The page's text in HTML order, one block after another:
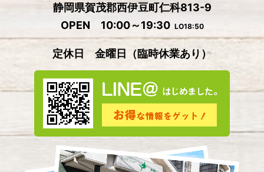
2024年6月(4)
2024年5月(4)
2024年4月 (2)
2024年3月(5)
2024年2月(3)
2024年1月(3)
2023年12月
2023年11月(2)
静岡県賀茂郡西伊豆町仁科813-9
OPEN 10:00～19:30 LO18:50
定休日 金曜日 （臨時休業あり）